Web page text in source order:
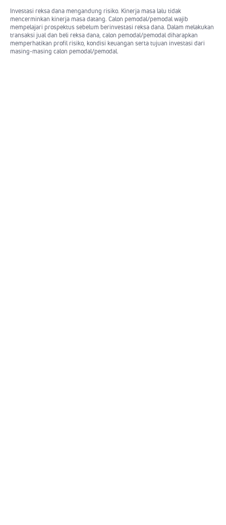
Investasi reksa dana mengandung risiko. Kinerja masa lalu tidak
mencerminkan kinerja masa datang. Calon pemodal/pemodal wajib
mempelajari prospektus sebelum berinvestasi reksa dana. Dalam melakukan
transaksi jual dan beli reksa dana, calon pemodal/pemodal diharapkan
memperhatikan profil risiko, kondisi keuangan serta tujuan investasi dari
masing-masing calon pemodal/pemodal.